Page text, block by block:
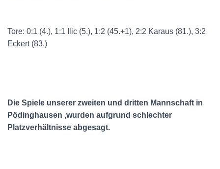
Tore: 0:1 (4.), 1:1 Ilic (5.), 1:2 (45.+1), 2:2 Karaus (81.), 3:2
Eckert (83.)
Die Spiele unserer zweiten und dritten Mannschaft in
Pödinghausen ,wurden aufgrund schlechter
Platzverhältnisse abgesagt.